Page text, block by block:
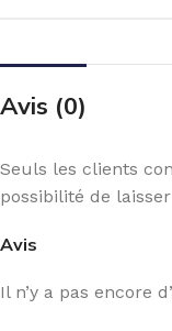
Avis (0)
Avis
Il n’y a pas encore
Seuls les clients
possibilité de